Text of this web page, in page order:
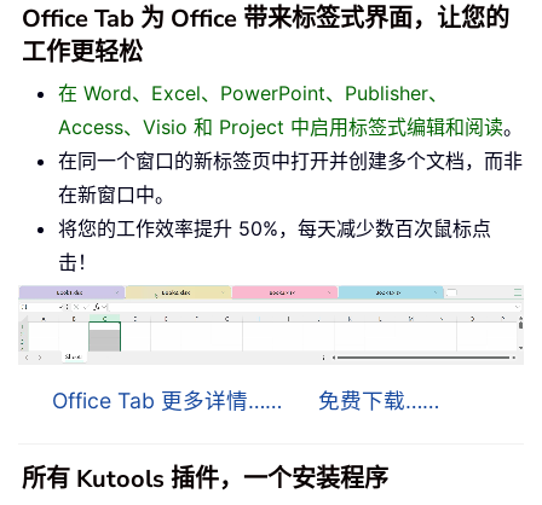
Office Tab 为 Office 带来标签式界面，让您的
工作更轻松
在 Word、Excel、PowerPoint、Publisher、
Access、Visio 和 Project 中启用标签式编辑和阅读。
在同一个窗口的新标签页中打开并创建多个文档，而非
在新窗口中。
将您的工作效率提升 50%，每天减少数百次鼠标点
击！
Office Tab 更多详情…… 免费下载……
所有 Kutools 插件，一个安装程序